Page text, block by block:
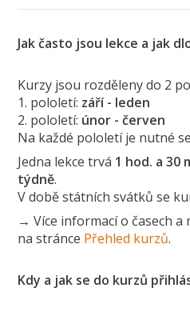
Jak často jsou lekce a jak
Kurzy jsou rozděleny do 2
1. pololetí: září - leden
2. pololetí: únor - červen
Na každé pololetí je nutné
Jedna lekce trvá 1 hod. a 30
týdně.
V době státních svátků se
→ Více informací o časech a
na stránce Přehled kurzů.
Kdy a jak se do kurzů